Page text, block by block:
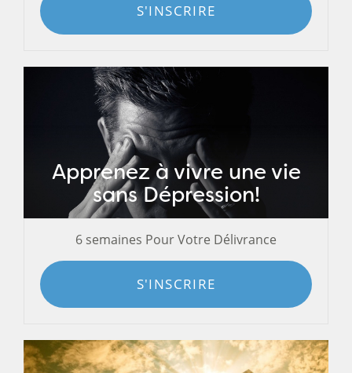
S'INSCRIRE
Apprenez à vivre une vie
sans Dépression!
6 semaines Pour Votre Délivrance
S'INSCRIRE